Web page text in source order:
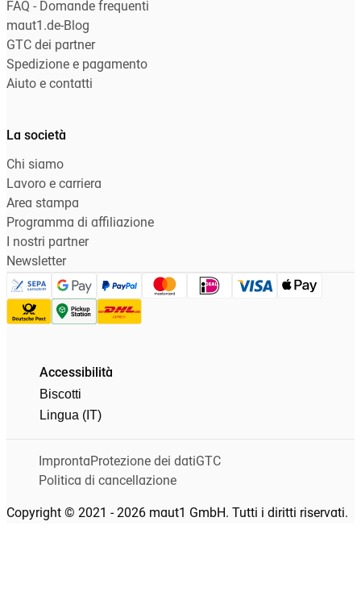
FAQ - Domande frequenti
maut1.de-Blog
GTC dei partner
Spedizione e pagamento
Aiuto e contatti
La società
Chi siamo
Lavoro e carriera
Area stampa
Programma di affiliazione
I nostri partner
Newsletter
Accessibilità
Biscotti
Lingua (IT)
Copyright © 2021 - 2026 maut1 GmbH. Tutti i diritti riservati.
ImprontaProtezione dei datiGTC
Politica di cancellazione